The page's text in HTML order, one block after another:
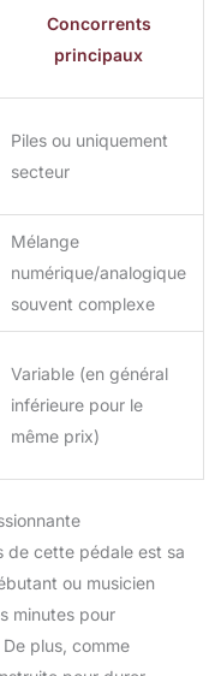
Concorrents
principaux
Piles ou uniquement
secteur
Mélange
numérique/analogique
souvent complexe
Variable (en général
inférieure pour le
même prix)
de cette pédale est sa
ou musicien
minutes pour
plus, comme